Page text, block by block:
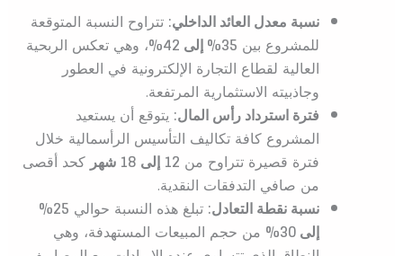
نسبة معدل العائد الداخلي:تتراوح النسبة المتوقعة
للمشروع بين 35% إلى 42%
، وهي تعكس الربحية
العالية لقطاع التجارة الإلكترونية في العطور
وجاذبيته الاستثمارية المرتفعة.
فترة استرداد رأس المال:يتوقع أن يستعيد
المشروع كافة تكاليف التأسيس الرأسمالية خلال
فترة قصيرة تتراوح من 12 إلى 18 شهر
كحد أقصى
من صافي التدفقات النقدية.
نسبة نقطة التعادل:تبلغ هذه النسبة حوالي
25%
إلى 30%
من حجم المبيعات المستهدفة، وهي